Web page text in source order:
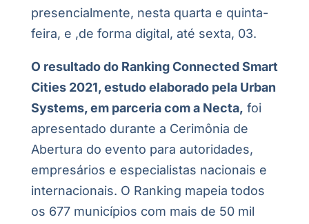
presencialmente, nesta quarta e quinta-
feira, e ,de forma digital, até sexta, 03.
O resultado do Ranking Connected Smart
Cities 2021, estudo elaborado pela Urban
Systems, em parceria com a Necta, foi
apresentado durante a Cerimônia de
Abertura do evento para autoridades,
empresários e especialistas nacionais e
internacionais. O Ranking mapeia todos
os 677 municípios com mais de 50 mil